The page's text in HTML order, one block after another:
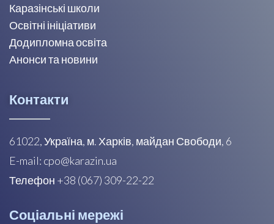
Каразінські школи
Освітні ініціативи
Додипломна освіта
Анонси та новини
Контакти
61022, Україна, м. Харків, майдан Свободи, 6
E-mail: cpo@karazin.ua
Телефон +38 (067) 309-22-22
Соціальні мережі